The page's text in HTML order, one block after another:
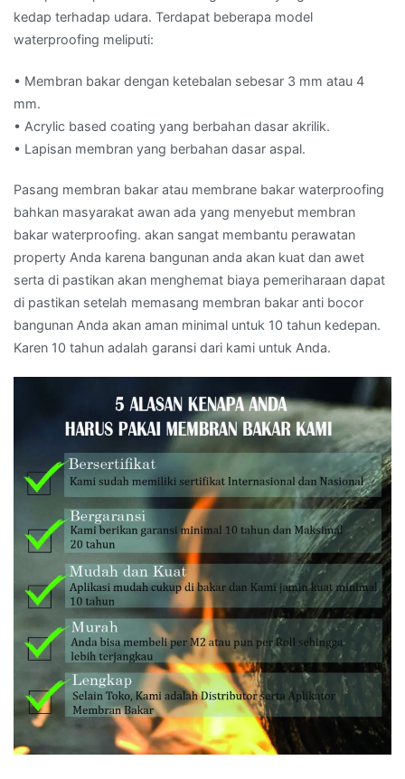
kedap terhadap udara. Terdapat beberapa model
waterproofing meliputi:
• Membran bakar dengan ketebalan sebesar 3 mm atau 4
mm.
• Acrylic based coating yang berbahan dasar akrilik.
• Lapisan membran yang berbahan dasar aspal.
Pasang membran bakar atau membrane bakar waterproofing
bahkan masyarakat awan ada yang menyebut membran
bakar waterproofing. akan sangat membantu perawatan
property Anda karena bangunan anda akan kuat dan awet
serta di pastikan akan menghemat biaya pemeriharaan dapat
di pastikan setelah memasang membran bakar anti bocor
bangunan Anda akan aman minimal untuk 10 tahun kedepan.
Karen 10 tahun adalah garansi dari kami untuk Anda.